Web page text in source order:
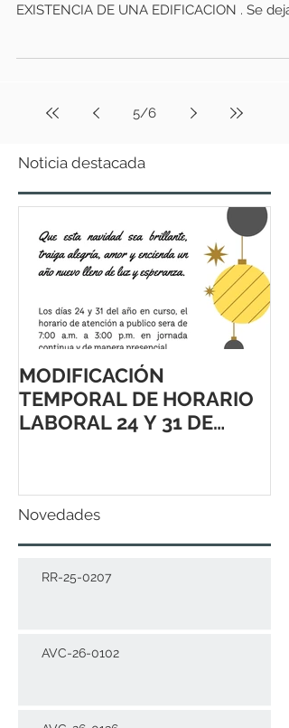
EXISTENCIA DE UNA EDIFICACION . Se deja
5/6
Noticia destacada
MODIFICACIÓN
TEMPORAL DE HORARIO
LABORAL 24 Y 31 DE
Novedades
RR-25-0207
AVC-26-0102